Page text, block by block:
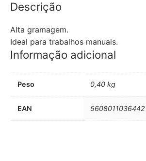
Descrição
Alta gramagem.
Ideal para trabalhos manuais.
Informação adicional
Peso 0,40 kg
EAN 5608011036442